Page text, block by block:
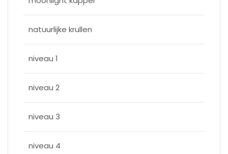
natuurlijke krullen
niveau 1
niveau 2
niveau 3
niveau 4